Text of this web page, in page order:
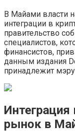
В Майами власти
интеграции в
правительство
специалистов,
финансистов,
данным издания
принадлежит
рынок в